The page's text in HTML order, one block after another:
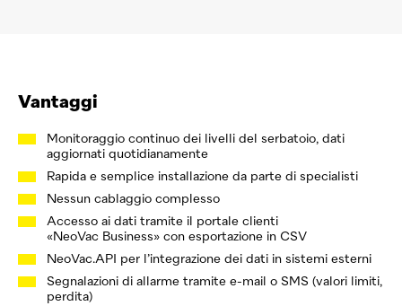
Vantaggi
Monitoraggio continuo dei livelli del serbatoio, dati
aggiornati quotidianamente
Rapida e semplice installazione da parte di specialisti
Nessun cablaggio complesso
Accesso ai dati tramite il portale clienti
«NeoVac Business» con esportazione in CSV
NeoVac.API per l’integrazione dei dati in sistemi esterni
Segnalazioni di allarme tramite e-mail o SMS (valori limiti,
perdita)